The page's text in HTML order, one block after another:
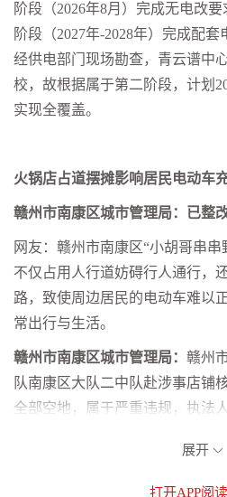
阶段（2026年8月）完成无电改
阶段（2027年-2028年）完成配套
经供电部门现场勘查，青云谱中
校，故根据属于第二阶段，计划
实现全覆盖。
火锅店占道摆摊影响居民电动车
赣州市南康区城市管理局：已整
网友： 赣州市南康区“小胡哥串串
不仅占用人行道妨碍行人通行，
路，致使周边居民的电动车难以
常出行与生活。
赣州市南康区城市管理局： 赣州
队南康区大队二中队赴涉事店铺
全部空地，属于严重违规，执法
场踏勘，并约谈店主，再次明确
围占道，不得阻碍路人通行，不
展开
打开APP阅